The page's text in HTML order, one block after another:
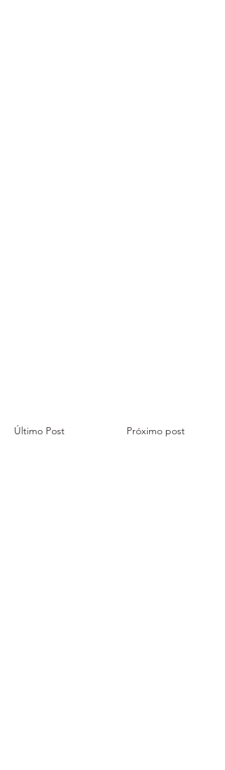
¡
Último Post Próximo post